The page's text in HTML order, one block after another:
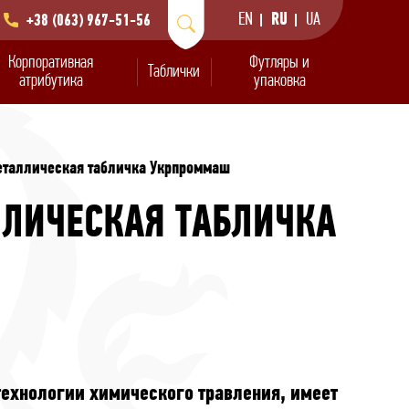
+38 (063) 967-51-56 EN RU UA
Корпоративная
атрибутика
Таблички
Футляры и
упаковка
табличка Укрпроммаш
ТАБЛИЧКА
химического травления, имеет